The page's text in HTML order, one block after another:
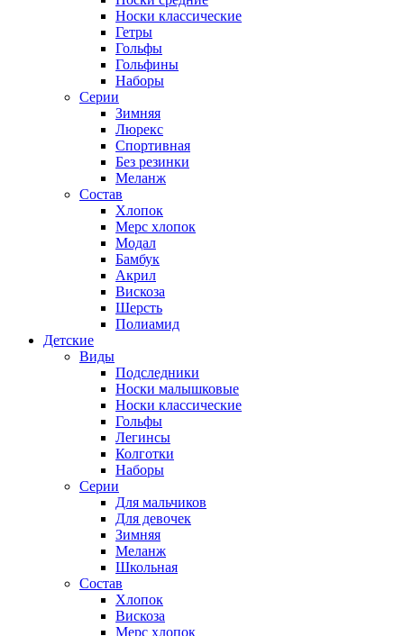
Носки классические
Гетры
Гольфы
Гольфины
Наборы
Серии
Зимняя
Люрекс
Спортивная
Без резинки
Меланж
Состав
Хлопок
Мерс хлопок
Модал
Бамбук
Акрил
Вискоза
Шерсть
Полиамид
Детские
Виды
Подследники
Носки малышковые
Носки классические
Гольфы
Легинсы
Колготки
Наборы
Серии
Для мальчиков
Для девочек
Зимняя
Меланж
Школьная
Состав
Хлопок
Вискоза
Мерс хлопок